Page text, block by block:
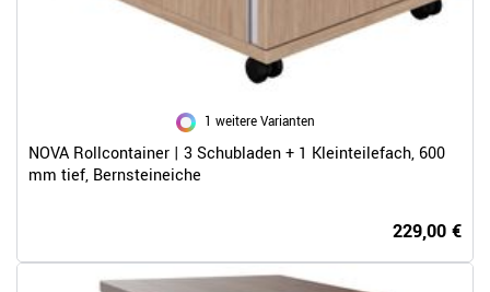
1 weitere Varianten
NOVA Rollcontainer | 3 Schubladen + 1 Kleinteilefach, 600
mm tief, Bernsteineiche
229,00 €